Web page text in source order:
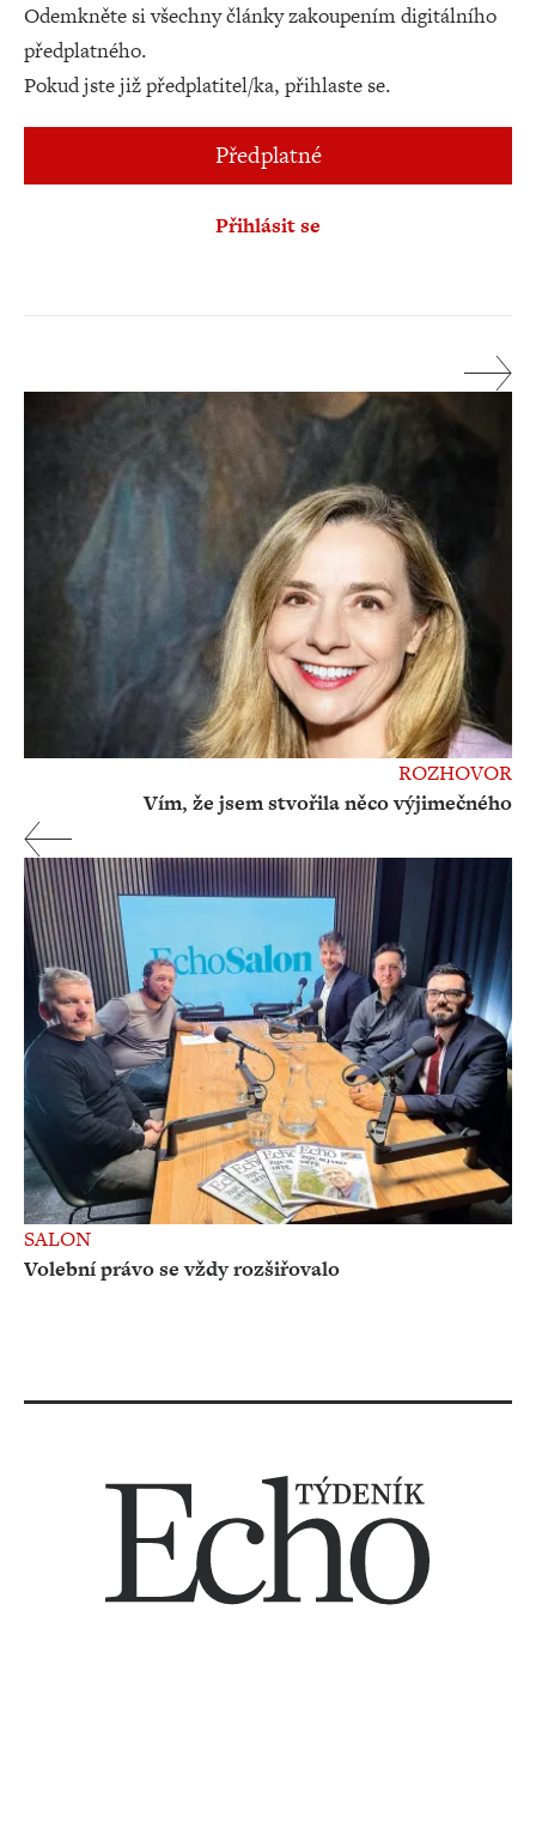
Odemkněte si všechny články zakoupením digitálního
předplatného.
Pokud jste již předplatitel/ka, přihlaste se.
Předplatné
Přihlásit se
ROZHOVOR
Vím, že jsem stvořila něco výjimečného
SALON
Volební právo se vždy rozšiřovalo